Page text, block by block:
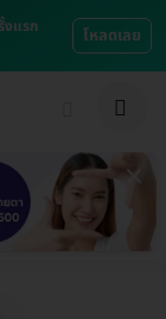
งแรก
โหลดเลย